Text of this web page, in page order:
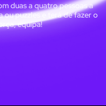
duas a quatro pessoas a
ou puzzles e terá de fazer o
equipa!